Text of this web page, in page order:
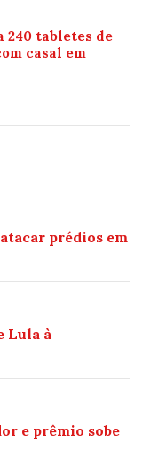
tabletes de
casal em
prédios em
Lula à
e prêmio sobe